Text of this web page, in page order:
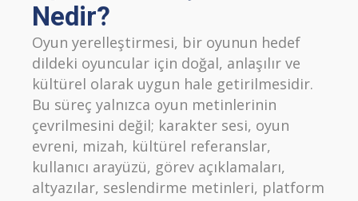
Nedir?
Oyun yerelleştirmesi, bir oyunun hedef
dildeki oyuncular için doğal, anlaşılır ve
kültürel olarak uygun hale getirilmesidir.
Bu süreç yalnızca oyun metinlerinin
çevrilmesini değil; karakter sesi, oyun
evreni, mizah, kültürel referanslar,
kullanıcı arayüzü, görev açıklamaları,
altyazılar, seslendirme metinleri, platform